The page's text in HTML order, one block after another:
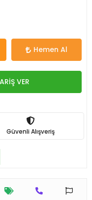
Hemen Al
VER
Güvenli Alışveriş